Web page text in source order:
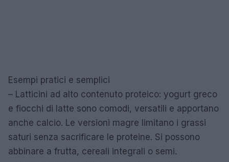
Esempi pratici e semplici
– Latticini ad alto contenuto proteico: yogurt greco
e fiocchi di latte sono comodi, versatili e apportano
anche calcio. Le versioni magre limitano i grassi
saturi senza sacrificare le proteine. Si possono
abbinare a frutta, cereali integrali o semi.